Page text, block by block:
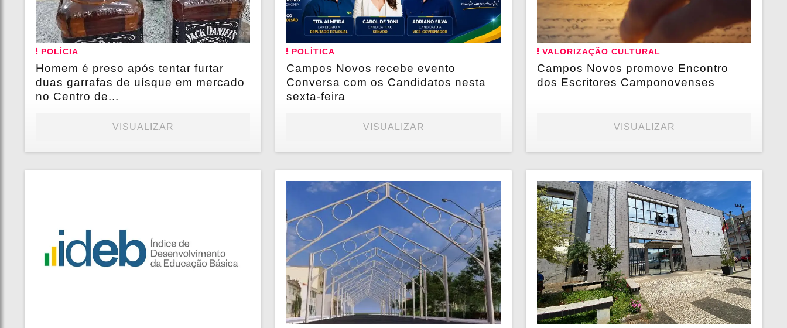
POLÍCIA
Homem é preso após tentar furtar
duas garrafas de uísque em mercado
no Centro de...
VISUALIZAR
POLÍTICA
Campos Novos recebe evento
Conversa com os Candidatos nesta
sexta-feira
VISUALIZAR
VALORIZAÇÃO CULTURAL
Campos Novos promove Encontro
dos Escritores Camponovenses
VISUALIZAR